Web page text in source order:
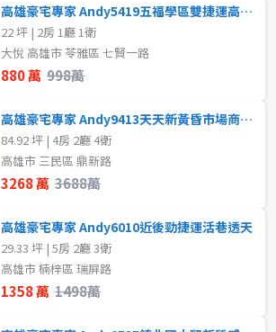
~
3房
11~20樓
高雄豪宅專家 Andy5419五福學區雙捷運高樓層採光兩房
22 坪 | 2房 1廳 1衛
大悅 高雄市 苓雅區 七賢一路
880 萬 998萬
高雄豪宅專家 Andy9413天天新黃昏市場商圈透天店住
84.92 坪 | 4房 2廳 4衛
高雄市 三民區 鼎新路
3268 萬 3688萬
高雄豪宅專家 Andy6010近後勁捷運活巷透天
29.33 坪 | 5房 2廳 3衛
高雄市 楠梓區 瑞屏路
1358 萬 1498萬